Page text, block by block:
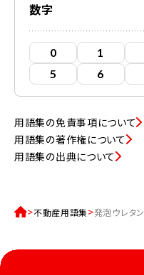
数字
0 1
5
6
用語集の免責事項について
用語集の著作権について
用語集の出典について
不動産用語集 発泡ウレタン